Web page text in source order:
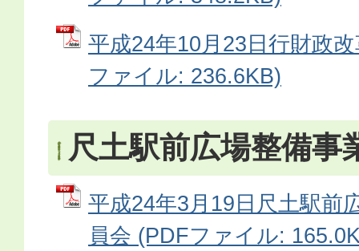
平成24年10月23日行財政
ファイル: 236.6KB)
尺土駅前広場整備事
平成24年3月19日尺土駅前
員会 (PDFファイル: